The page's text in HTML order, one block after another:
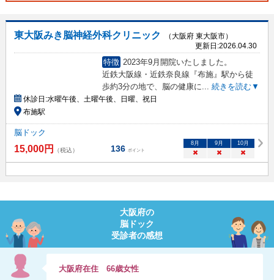
東大阪みき脳神経外科クリニック
（大阪府 東大阪市）
更新日:2026.04.30
特徴 2023年9月開院いたしました。
近鉄大阪線・近鉄奈良線『布施』駅から徒
歩約3分の地で、脳の健康に... 続きを読む▼
休診日:水曜午後、土曜午後、日曜、祝日
布施駅
脳ドック
15,000円 （税込） 136 ポイント
8月 9月 10月
× × ×
大阪府の
脳ドック
受診者の感想
大阪府在住66歳女性